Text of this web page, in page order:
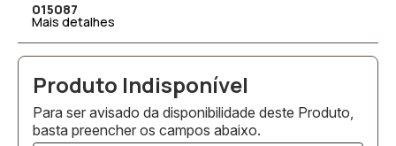
015087
Mais detalhes
Para ser avisado da disponibilidade deste Produto,
basta preencher os campos abaixo.